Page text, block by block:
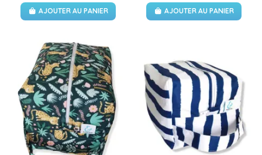
AJOUTER AU PANIER
AJOUTER AU PANIER